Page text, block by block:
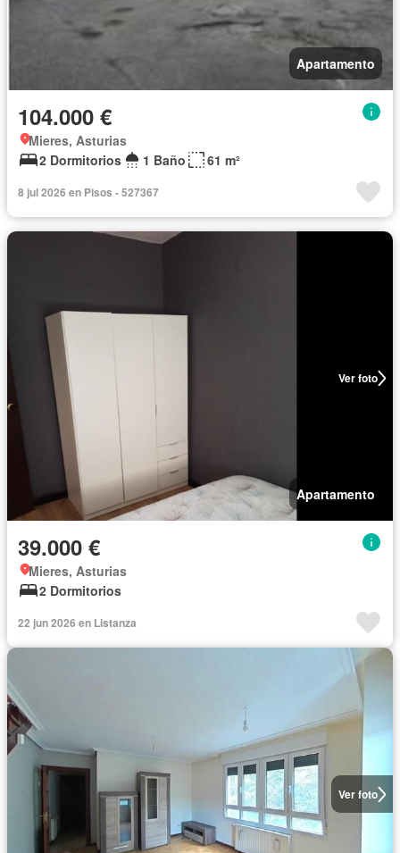
Apartamento
104.000 €
Mieres, Asturias
2 Dormitorios
1 Baño 61 m²
8 jul 2026 en Pisos - 527367
Ver foto
Apartamento
39.000 €
Mieres, Asturias
2 Dormitorios
22 jun 2026 en Listanza
Ver foto